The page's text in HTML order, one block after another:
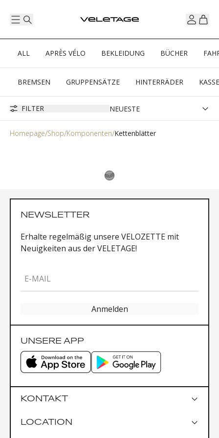
ALL APRÈS VÉLO BEKLEIDUNG BÜCHER
BREMSEN GRUPPENSÄTZE HINTERRÄDER
FILTER
Homepage Shop Komponenten Kettenblätter
NEWSLETTER
Erhalte regelmäßig unsere VELOZETTE mit
Neuigkeiten aus der VELETAGE!
E-MAIL
Anmelden
UNSERE APP
KONTAKT
LOCATION